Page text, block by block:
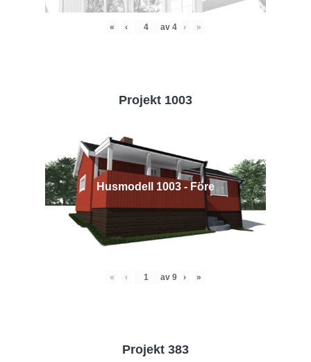
« ‹ av 4 › »
Projekt 1003
Husmodell 1003 - Före
« ‹ av 9 › »
Projekt 383